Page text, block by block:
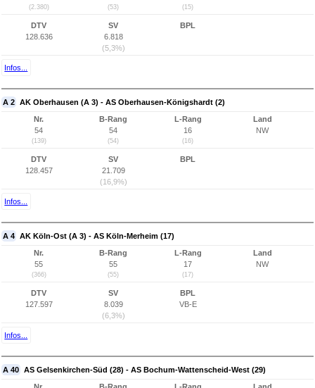
(2.380) (53) (15)
DTV
128.636
SV
6.818
(5,3%)
BPL
Infos...
A 2 AK Oberhausen (A 3) - AS Oberhausen-Königshardt (2)
Nr.
54
(139)
B-Rang
54
(54)
L-Rang
16
(16)
Land
NW
DTV
128.457
SV
21.709
(16,9%)
BPL
Infos...
A 4 AK Köln-Ost (A 3) - AS Köln-Merheim (17)
Nr.
55
(366)
B-Rang
55
(55)
L-Rang
17
(17)
Land
NW
DTV
127.597
SV
8.039
(6,3%)
BPL
VB-E
Infos...
A 40 AS Gelsenkirchen-Süd (28) - AS Bochum-Wattenscheid-West (29)